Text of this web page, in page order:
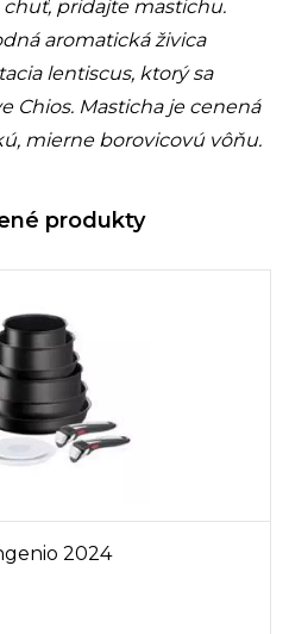
pridajte mastichu.
aromatická živica
lentiscus, ktorý sa
Chios. Masticha je cenená
mierne borovicovú vôňu.
produkty
2024